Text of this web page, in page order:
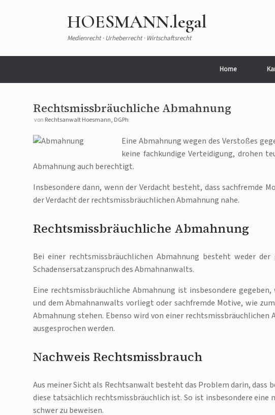
HOESMANN.legal
Medienrecht · Urheberrecht · Wirtschaftsrecht
Home
Rechtsmissbräuchliche Abmahnung
von Rechtsanwalt Hoesmann, DGPh
Eine Abmahnung wegen des Verstoßes
keine fachkundige Verteidigung, drohen
Abmahnung auch berechtigt.
Insbesondere dann, wenn der Verdacht besteht, dass sachfremde
der Verdacht der rechtsmissbräuchlichen Abmahnung nahe.
Rechtsmissbräuchliche Abmahnung
Bei einer rechtsmissbräuchlichen Abmahnung besteht weder
Schadensersatzanspruch des Abmahnanwalts.
Eine rechtsmissbräuchliche Abmahnung ist insbesondere
und dem Abmahnanwalts vorliegt oder sachfremde Motive, wie
Abmahnung stehen. Ebenso wird von einer rechtsmissbräuchlichen
ausgesprochen werden.
Nachweis Rechtsmissbrauch
Aus meiner Sicht als Rechtsanwalt besteht das Problem darin, dass
diese tatsächlich rechtsmissbräuchlich ist. So ist insbesondere
schwer zu beweisen.